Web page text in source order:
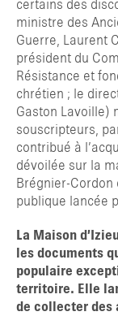
certains des
ministre des
Guerre, Laurent
président du
Résistance et
chrétien ; le
Gaston Lavoille)
souscripteurs,
contribué à
dévoilée sur la
Brégnier-Cordon
publique lancée
La Maison
les documents
populaire
territoire. Elle
de collecter des